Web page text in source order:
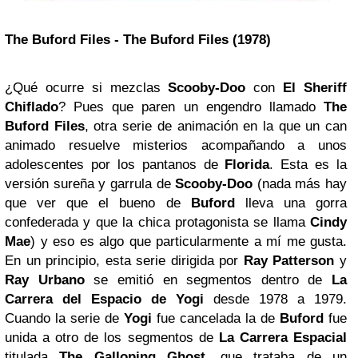
The Buford Files - The Buford Files (1978)
¿Qué ocurre si mezclasScooby-Doo con El Sheriff
Chiflado? Pues que paren un engendro llamado The
Buford Files, otra serie de animación en la que un can
animado resuelve misterios acompañando a unos
adolescentes por los pantanos de Florida. Esta es la
versión sureña y garrula deScooby-Doo (nada más hay
que ver que el bueno de Bufordlleva una gorra
confederada y que la chica protagonista se llama Cindy
Mae) y eso es algo que particularmente a mí me gusta.
En un principio, esta serie dirigida por Ray Patterson y
Ray Urbanose emitió en segmentos dentro de La
Carrera del Espacio de Yogi desde 1978 a 1979.
Cuando la serie de Yogi fue cancelada la de Buford fue
unida a otro de los segmentos de La Carrera Espacial